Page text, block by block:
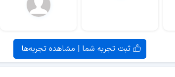
ثبت تجربه شما | مشاهده تجربه‌ها